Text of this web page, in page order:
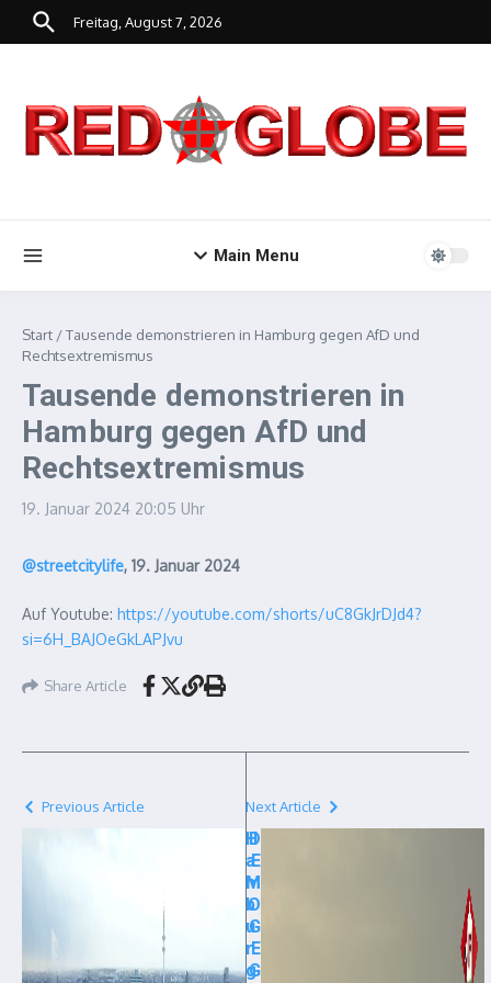
Zum Inhalt springen
Freitag, August 7, 2026
Main Menu
Start /Tausende demonstrieren in Hamburg gegen AfD und
Rechtsextremismus
Tausende demonstrieren in
Hamburg gegen AfD und
Rechtsextremismus
19. Januar 2024 20:05 Uhr
@streetcitylife, 19. Januar 2024
Auf Youtube: https://youtube.com/shorts/uC8GkJrDJd4?
si=6H_BAJOeGkLAPJvu
Share Article
Previous Article
H
a
m
b
u
r
g
Next Article
D
E
M
O
G
E
G